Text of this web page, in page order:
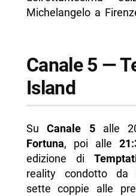
Michelangelo a
Canale 5 —
Island
SuCanale 5alle
Fortuna, poi alle
edizione di
reality condotto da
sette coppie alle